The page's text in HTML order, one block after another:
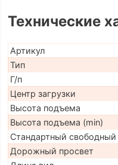
Технические
Артикул
Тип
Г/п
Центр загрузки
Высота подъема
Высота подъема (min)
Стандартный
Дорожный просвет